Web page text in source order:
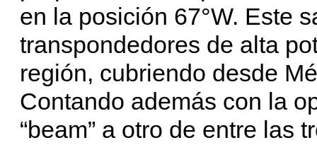
en la posición 67°W. Este
transpondedores de alta
región, cubriendo desde
Contando además con la
“beam” a otro de entre las